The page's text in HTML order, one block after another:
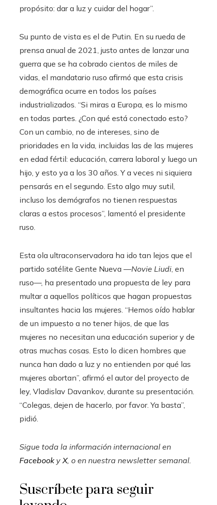
propósito: dar a luz y cuidar del hogar”.
Su punto de vista es el de Putin. En su rueda de
prensa anual de 2021, justo antes de lanzar una
guerra que se ha cobrado cientos de miles de
vidas, el mandatario ruso afirmó que esta crisis
demográfica ocurre en todos los países
industrializados. “Si miras a Europa, es lo mismo
en todas partes. ¿Con qué está conectado esto?
Con un cambio, no de intereses, sino de
prioridades en la vida, incluidas las de las mujeres
en edad fértil: educación, carrera laboral y luego un
hijo, y esto ya a los 30 años. Y a veces ni siquiera
pensarás en el segundo. Esto algo muy sutil,
incluso los demógrafos no tienen respuestas
claras a estos procesos”, lamentó el presidente
ruso.
Esta ola ultraconservadora ha ido tan lejos que el
partido satélite Gente Nueva —Novie Liudi, en
ruso—, ha presentado una propuesta de ley para
multar a aquellos políticos que hagan propuestas
insultantes hacia las mujeres. “Hemos oído hablar
de un impuesto a no tener hijos, de que las
mujeres no necesitan una educación superior y de
otras muchas cosas. Esto lo dicen hombres que
nunca han dado a luz y no entienden por qué las
mujeres abortan”, afirmó el autor del proyecto de
ley, Vladislav Davankov, durante su presentación.
“Colegas, dejen de hacerlo, por favor. Ya basta”,
pidió.
Sigue toda la información internacional en
FacebookyX, o en nuestra newsletter semanal.
Suscríbete para seguir